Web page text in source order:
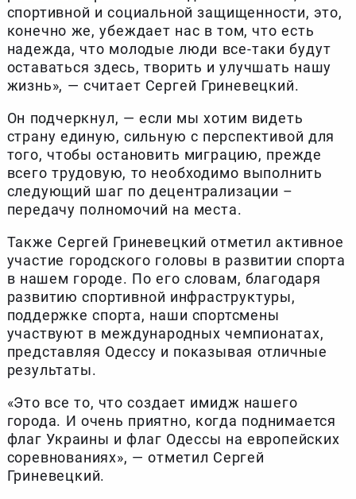
спортивной и социальной защищенности, это,
конечно же, убеждает нас в том, что есть
надежда, что молодые люди все-таки будут
оставаться здесь, творить и улучшать нашу
жизнь», — считает Сергей Гриневецкий.
Он подчеркнул, — если мы хотим видеть
страну единую, сильную с перспективой для
того, чтобы остановить миграцию, прежде
всего трудовую, то необходимо выполнить
следующий шаг по децентрализации –
передачу полномочий на места.
Также Сергей Гриневецкий отметил активное
участие городского головы в развитии спорта
в нашем городе. По его словам, благодаря
развитию спортивной инфраструктуры,
поддержке спорта, наши спортсмены
участвуют в международных чемпионатах,
представляя Одессу и показывая отличные
результаты.
«Это все то, что создает имидж нашего
города. И очень приятно, когда поднимается
флаг Украины и флаг Одессы на европейских
соревнованиях», — отметил Сергей
Гриневецкий.